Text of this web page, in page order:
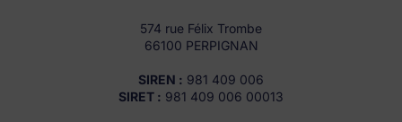
574 rue Félix Trombe
66100 PERPIGNAN
SIREN : 981 409 006
SIRET : 981 409 006 00013